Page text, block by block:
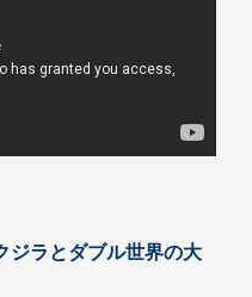
ジラとダブル世界の大